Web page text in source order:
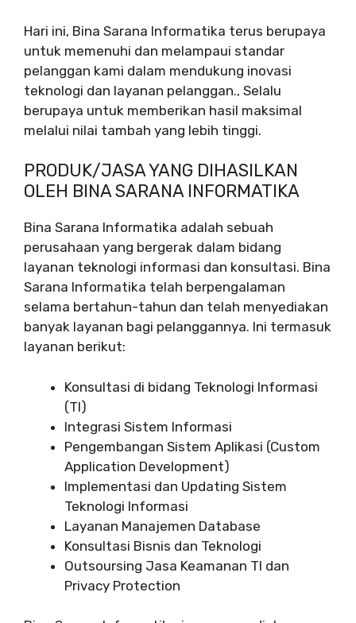
Hari ini, Bina Sarana Informatika terus berupaya
untuk memenuhi dan melampaui standar
pelanggan kami dalam mendukung inovasi
teknologi dan layanan pelanggan., Selalu
berupaya untuk memberikan hasil maksimal
melalui nilai tambah yang lebih tinggi.
PRODUK/JASA YANG DIHASILKAN
OLEH BINA SARANA INFORMATIKA
Bina Sarana Informatika adalah sebuah
perusahaan yang bergerak dalam bidang
layanan teknologi informasi dan konsultasi. Bina
Sarana Informatika telah berpengalaman
selama bertahun-tahun dan telah menyediakan
banyak layanan bagi pelanggannya. Ini termasuk
layanan berikut:
Konsultasi di bidang Teknologi Informasi
(TI)
Integrasi Sistem Informasi
Pengembangan Sistem Aplikasi (Custom
Application Development)
Implementasi dan Updating Sistem
Teknologi Informasi
Layanan Manajemen Database
Konsultasi Bisnis dan Teknologi
Outsoursing Jasa Keamanan TI dan
Privacy Protection